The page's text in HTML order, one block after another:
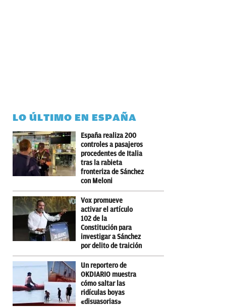
LO ÚLTIMO EN ESPAÑA
España realiza 200
controles a pasajeros
procedentes de Italia
tras la rabieta
fronteriza de Sánchez
con Meloni
Vox promueve
activar el artículo
102 de la
Constitución para
investigar a Sánchez
por delito de traición
Un reportero de
OKDIARIO muestra
cómo saltar las
ridículas boyas
«disuasorias»